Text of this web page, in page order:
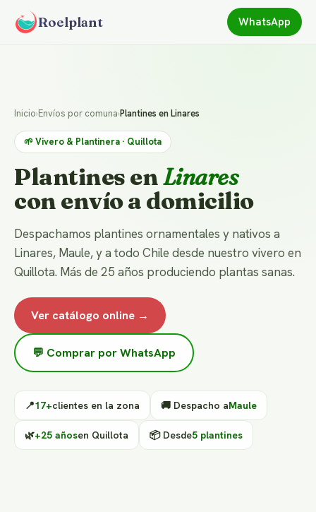
Roelplant WhatsApp
Inicio›Envíos por comuna›Plantines en Linares
🌱 Vivero & Plantinera · Quillota
Plantines enLinares
con envío a domicilio
Despachamos plantines ornamentales y nativos a
Linares, Maule, y a todo Chile desde nuestro vivero en
Quillota. Más de 25 años produciendo plantas sanas.
Ver catálogo online →
💬 Comprar por WhatsApp
📍17+clientes en la zona 🚚 Despacho aMaule
🌿+25 añosen Quillota 📦 Desde5 plantines